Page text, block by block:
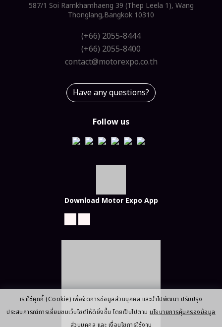
เราใช้คุกกี้ (Cookie) เพื่อจัดการข้อมูลส่วนบุคคล และนำไปพัฒนา ปรับปรุง
ประสบการณ์การเยี่ยมชมเว็บไซต์ให้ดียิ่งขึ้น โดยเป็นไปตามนโยบายการคุ้มครองข้อมูล
ส่วนบุคคล และ เงื่อนไขการใช้งาน
587/1 Soi Ramkhamhaeng 39 (Thep Leela 1), Wang
Thonglang,Bangkok 10310
(+66) 2055-8444
(+66) 2055-8400
contact@motorexpo.co.th
Have any questions?
Follow us
Download Motor Expo App